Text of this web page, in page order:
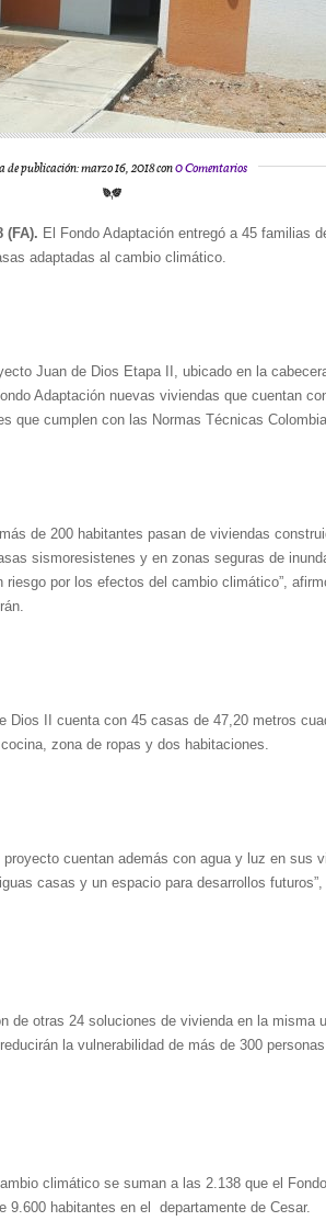
de publicación: marzo 16, 2018 con0 Comentarios
(FA). El Fondo Adaptación entregó a 45 familias
adaptadas al cambio climático.
Juan de Dios Etapa II, ubicado en la
Adaptación nuevas viviendas que cuentan
que cumplen con las Normas Técnicas
de 200 habitantes pasan de viviendas
sismoresistenes y en zonas seguras de
por los efectos del cambio climático”,
Dios II cuenta con 45 casas de 47,20 metros
zona de ropas y dos habitaciones.
cuentan además con agua y luz en sus
casas y un espacio para desarrollos
de otras 24 soluciones de vivienda en la misma
la vulnerabilidad de más de 300
climático se suman a las 2.138 que el
9.600 habitantes en el departamente de Cesar.